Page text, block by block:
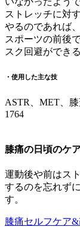
ストレッチに対
やるのであれば、
スポーツの前後
スク回避ができ
・使用した主な技
ASTR、MET、
1764
膝痛の日頃のケ
運動後や前はス
するのを忘れず
す。
膝痛セルフケア